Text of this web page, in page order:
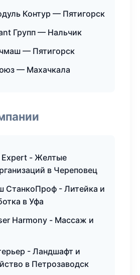
Контур — Пятигорск
Групп — Нальчик
— Пятигорск
— Махачкала
Expert - Желтые
в Череповец
СтанкоПроф - Литейка и
в Уфа
Harmony - Массаж и
- Ландшафт и
в Петрозаводск